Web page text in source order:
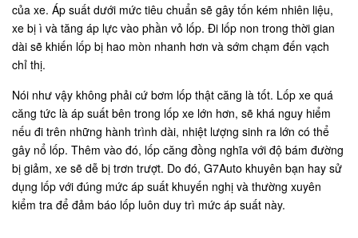
của xe. Áp suất dưới mức tiêu chuẩn sẽ gây tốn kém nhiên liệu,
xe bị ì và tăng áp lực vào phần vỏ lốp. Đi lốp non trong thời gian
dài sẽ khiến lốp bị hao mòn nhanh hơn và sớm chạm đến vạch
chỉ thị.
Nói như vậy không phải cứ bơm lốp thật căng là tốt. Lốp xe quá
căng tức là áp suất bên trong lốp xe lớn hơn, sẽ khá nguy hiểm
nếu đi trên những hành trình dài, nhiệt lượng sinh ra lớn có thể
gây nổ lốp. Thêm vào đó, lốp căng đồng nghĩa với độ bám đường
bị giảm, xe sẽ dễ bị trơn trượt. Do đó, G7Auto khuyên bạn hay sử
dụng lốp với đúng mức áp suất khuyến nghị và thường xuyên
kiểm tra để đảm báo lốp luôn duy trì mức áp suất này.